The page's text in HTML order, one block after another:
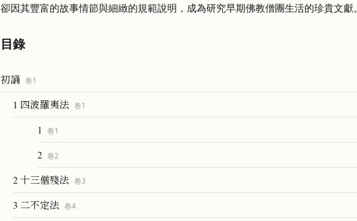
卻因其豐富的故事情節與細緻的規範說明，成為研究早期佛教僧團生活的珍貴文獻。
目錄
初誦 卷1
1 四波羅夷法 卷1
1 卷1
2 卷2
2 十三僧殘法 卷3
3 二不定法 卷4